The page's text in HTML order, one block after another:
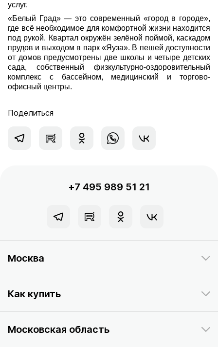
услуг.
«Белый Град» — это современный «город в городе»,
где всё необходимое для комфортной жизни находится
под рукой. Квартал окружён зелёной поймой, каскадом
прудов и выходом в парк «Яуза». В пешей доступности
от домов предусмотрены две школы и четыре детских
сада, собственный физкультурно-оздоровительный
комплекс с бассейном, медицинский и торгово-
офисный центры.
Поделиться
+7 495 989 51 21
Москва
Как купить
Московская область